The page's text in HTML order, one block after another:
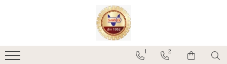
Rezervoare Combustibil
Rezervoare cu CUVA
1 2